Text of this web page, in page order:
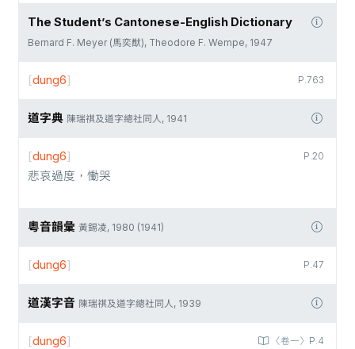
The Student’s Cantonese-English Dictionary
Bernard F. Meyer (馬奕猷), Theodore F. Wempe, 1947
P.763
[dung6]
道字典 陳瑞祺及道字總社同人, 1941
P.20
[dung6]
悲哀過度，慟哭
粵音韻彙 黃錫凌, 1980 (1941)
P.47
[dung6]
道漢字音 陳瑞祺及道字總社同人, 1939
〈卷一〉P.4
[dung6]